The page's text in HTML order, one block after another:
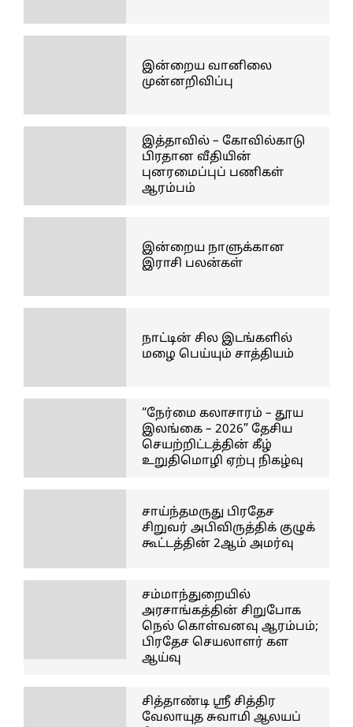
இன்றைய வானிலை
முன்னறிவிப்பு
இத்தாவில் – கோவில்காடு
பிரதான வீதியின்
புனரமைப்புப் பணிகள்
ஆரம்பம்
இன்றைய நாளுக்கான
இராசி பலன்கள்
நாட்டின் சில இடங்களில்
மழை பெய்யும் சாத்தியம்
“நேர்மை கலாசாரம் – தூய
இலங்கை – 2026” தேசிய
செயற்றிட்டத்தின் கீழ்
உறுதிமொழி ஏற்பு நிகழ்வு
சாய்ந்தமருது பிரதேச
சிறுவர் அபிவிருத்திக் குழுக்
கூட்டத்தின் 2ஆம் அமர்வு
சம்மாந்துறையில்
அரசாங்கத்தின் சிறுபோக
நெல் கொள்வனவு ஆரம்பம்;
பிரதேச செயலாளர் கள
ஆய்வு
சித்தாண்டி ஸ்ரீ சித்திர
வேலாயுத சுவாமி ஆலயப்